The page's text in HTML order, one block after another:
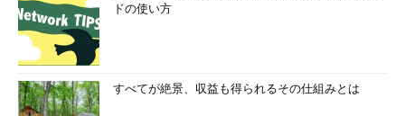
ドの使い方
すべてが絶景、収益も得られるその仕組みとは